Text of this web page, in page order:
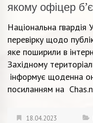
якому офіцер
Національна гвардія
перевірку щодо
яке поширили в
Західному
інформує щоденна
посиланням на
18.04.2023